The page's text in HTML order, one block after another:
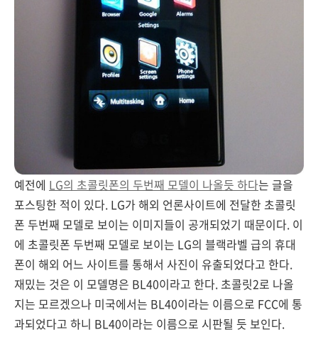
예전에 LG의 초콜릿폰의 두번째 모델이 나올듯 하다는 글을
포스팅한 적이 있다. LG가 해외 언론사이트에 전달한 초콜릿
폰 두번째 모델로 보이는 이미지들이 공개되었기 때문이다. 이
에 초콜릿폰 두번째 모델로 보이는 LG의 블랙라벨 급의 휴대
폰이 해외 어느 사이트를 통해서 사진이 유출되었다고 한다.
재밌는 것은 이 모델명은 BL40이라고 한다. 초콜릿2로 나올
지는 모르겠으나 미국에서는 BL40이라는 이름으로 FCC에 통
과되었다고 하니 BL40이라는 이름으로 시판될 듯 보인다.